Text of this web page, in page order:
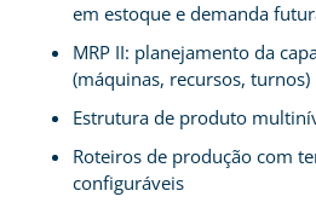
em estoque e demanda
MRP II: planejamento da
(máquinas, recursos, turnos)
Estrutura de produto
Roteiros de produção com
configuráveis